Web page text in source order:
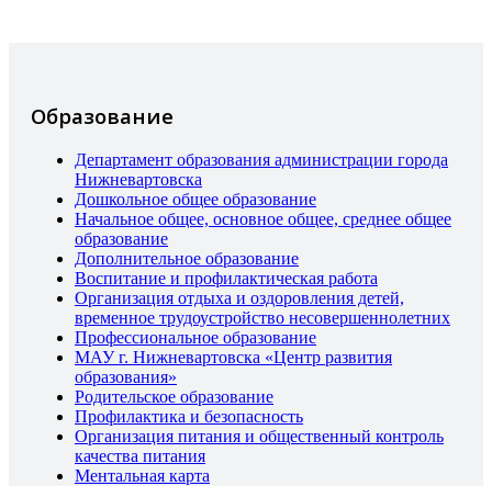
Образование
Департамент образования администрации города
Нижневартовска
Дошкольное общее образование
Начальное общее, основное общее, среднее общее
образование
Дополнительное образование
Воспитание и профилактическая работа
Организация отдыха и оздоровления детей,
временное трудоустройство несовершеннолетних
Профессиональное образование
МАУ г. Нижневартовска «Центр развития
образования»
Родительское образование
Профилактика и безопасность
Организация питания и общественный контроль
качества питания
Ментальная карта